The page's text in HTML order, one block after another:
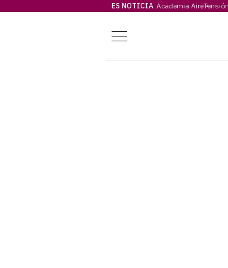
ES NOTICIA Academia Aire
Menú